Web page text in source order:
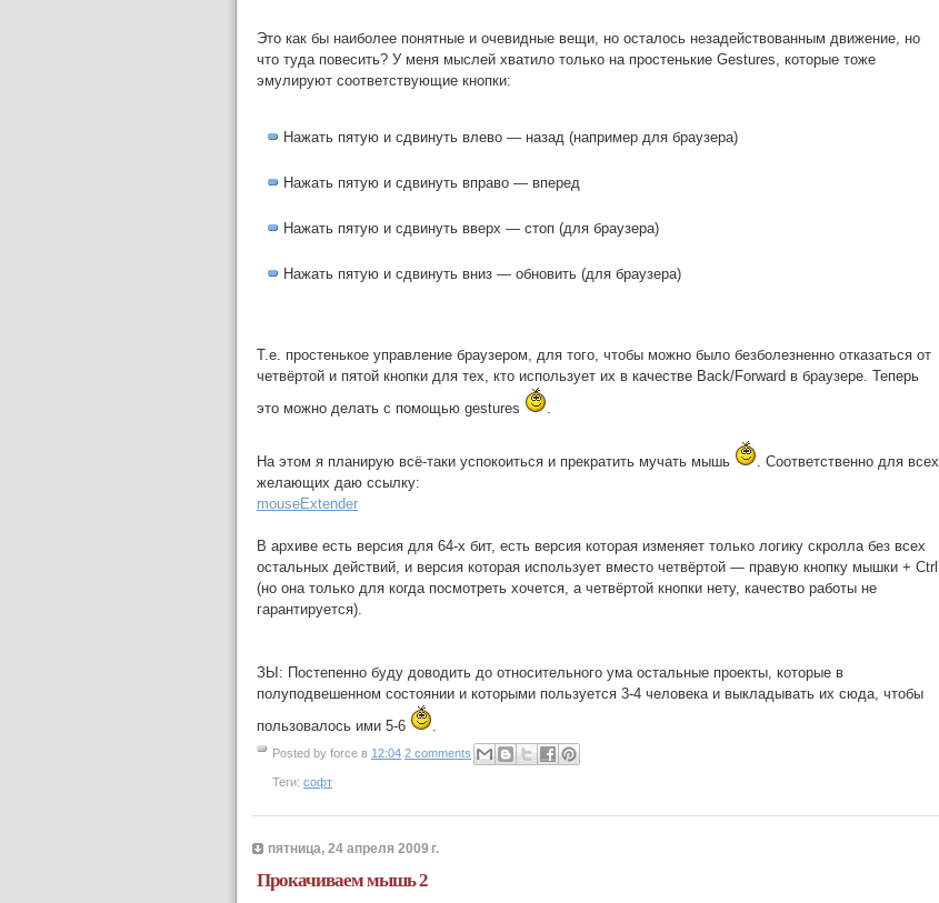
Это как бы наиболее понятные и очевидные вещи, но осталось незадействованным движение, но
что туда повесить? У меня мыслей хватило только на простенькие Gestures, которые тоже
эмулируют соответствующие кнопки:
Нажать пятую и сдвинуть влево — назад (например для браузера)
Нажать пятую и сдвинуть вправо — вперед
Нажать пятую и сдвинуть вверх — стоп (для браузера)
Нажать пятую и сдвинуть вниз — обновить (для браузера)
Т.е. простенькое управление браузером, для того, чтобы можно было безболезненно отказаться от
четвёртой и пятой кнопки для тех, кто использует их в качестве Back/Forward в браузере. Теперь
это можно делать с помощью gestures
.
На этом я планирую всё-таки успокоиться и прекратить мучать мышь
. Соответственно для всех
желающих даю ссылку:
mouseExtender
В архиве есть версия для 64-х бит, есть версия которая изменяет только логику скролла без всех
остальных действий, и версия которая использует вместо четвёртой — правую кнопку мышки + Ctrl
(но она только для когда посмотреть хочется, а четвёртой кнопки нету, качество работы не
гарантируется).
ЗЫ: Постепенно буду доводить до относительного ума остальные проекты, которые в
полуподвешенном состоянии и которыми пользуется 3-4 человека и выкладывать их сюда, чтобы
пользовалось ими 5-6
.
Posted by force в 12:04 2 comments
Теги: софт
пятница, 24 апреля 2009 г.
Прокачиваем мышь 2